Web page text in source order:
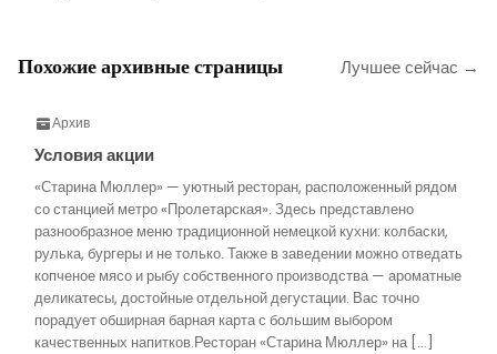
Похожие архивные страницы Лучшее сейчас →
Архив
Условия акции
«Старина Мюллер» — уютный ресторан, расположенный рядом
со станцией метро «Пролетарская». Здесь представлено
разнообразное меню традиционной немецкой кухни: колбаски,
рулька, бургеры и не только. Также в заведении можно отведать
копченое мясо и рыбу собственного производства — ароматные
деликатесы, достойные отдельной дегустации. Вас точно
порадует обширная барная карта с большим выбором
качественных напитков.Ресторан «Старина Мюллер» на […]